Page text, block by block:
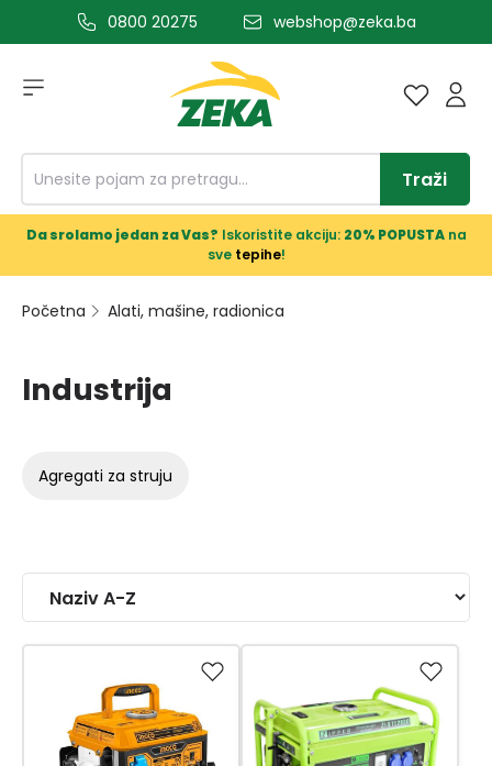
glavni sadržaj0800 20275 webshop@zeka.ba
Traži
Da srolamo jedan za Vas? Iskoristite akciju: 20% POPUSTAna
sve tepihe!
Početna Alati, mašine, radionica
Industrija
agregati za struju